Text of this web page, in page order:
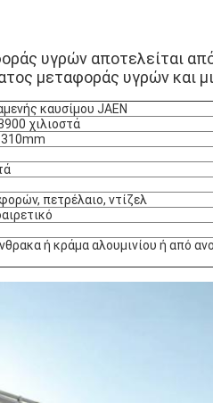
υγρών αποτελείται
μεταφοράς υγρών και
καυσίμου JAEN
χιλιοστά
πετρέλαιο, ντίζελ
ή κράμα αλουμινίου ή από